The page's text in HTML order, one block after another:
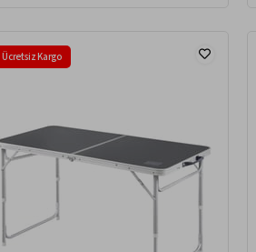
Ücretsiz Kargo